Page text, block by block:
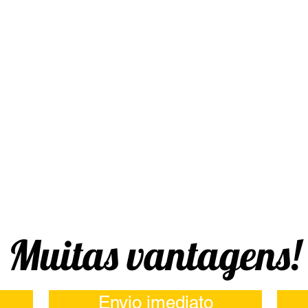
Muitas vantagens!
Envio imediato